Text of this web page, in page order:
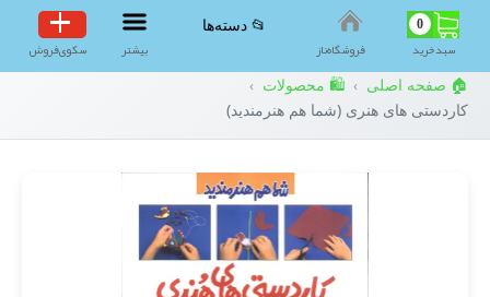
0
سبد‌خرید فروشگاه‌ناز
📂 دسته‌ها
بیشتر سکوی‌فروش
🏠 صفحه اصلی › 🛍️ محصولات ›
کاردستی های هنری (شما هم هنرمندید)